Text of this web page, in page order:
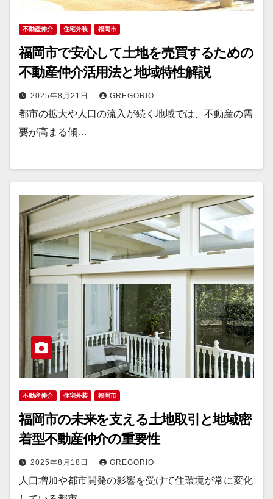
不動産仲介 住宅外装 福岡市
福岡市で安心して土地を売買するための
不動産仲介活用法と地域特性解説
2025年8月21日 GREGORIO
都市の拡大や人口の流入が続く地域では、不動産の需
要が高まる傾…
不動産仲介 住宅外装 福岡市
福岡市の未来を支える土地取引と地域密
着型不動産仲介の重要性
2025年8月18日 GREGORIO
人口増加や都市開発の影響を受けて住環境が常に変化